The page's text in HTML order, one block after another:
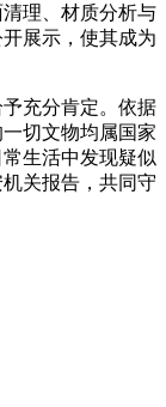
理、材质分析与
展示，使其成为
充分肯定。依据
切文物均属国家
生活中发现疑似
关报告，共同守